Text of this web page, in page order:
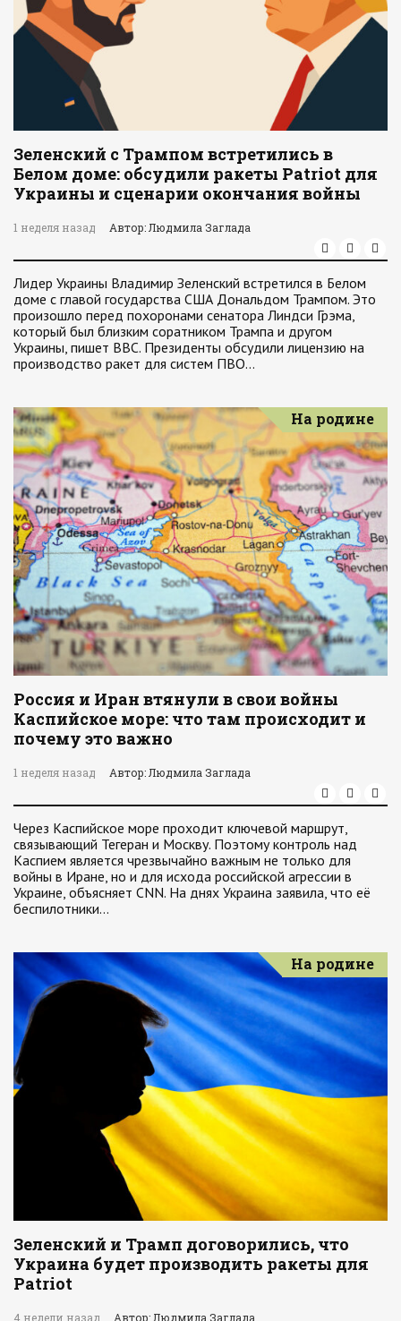
Зеленский с Трампом встретились в
Белом доме: обсудили ракеты Patriot для
Украины и сценарии окончания войны
1 неделя назад Автор: Людмила Заглада
Лидер Украины Владимир Зеленский встретился в Белом
доме с главой государства США Дональдом Трампом. Это
произошло перед похоронами сенатора Линдси Грэма,
который был близким соратником Трампа и другом
Украины, пишет ВВС. Президенты обсудили лицензию на
производство ракет для систем ПВО…
На родине
Россия и Иран втянули в свои войны
Каспийское море: что там происходит и
почему это важно
1 неделя назад Автор: Людмила Заглада
Через Каспийское море проходит ключевой маршрут,
связывающий Тегеран и Москву. Поэтому контроль над
Каспием является чрезвычайно важным не только для
войны в Иране, но и для исхода российской агрессии в
Украине, объясняет CNN. На днях Украина заявила, что её
беспилотники…
На родине
Зеленский и Трамп договорились, что
Украина будет производить ракеты для
Patriot
4 недели назад Автор: Людмила Заглада